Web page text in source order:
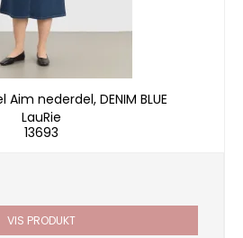
Aim nederdel, DENIM BLUE
LauRie
13693
VIS PRODUKT